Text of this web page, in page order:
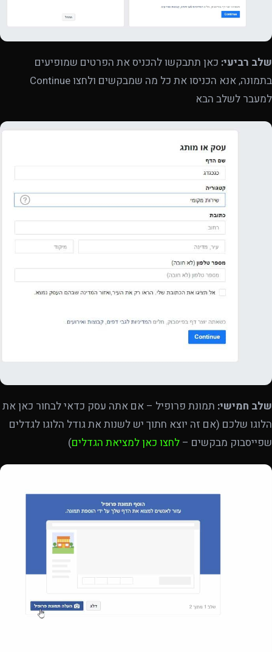
שלב רביעי: כאן תתבקשו להכניס את הפרטים שמופיעים
בתמונה, אנא הכניסו את כל מה שמבקשים ולחצו Continue
למעבר לשלב הבא
שלב חמישי: תמונת פרופיל – אם אתה עסק כדאי לבחור כאן את
הלוגו שלכם (אם זה יוצא חתוך יש לשנות את גודל הלוגו לגדלים
שפייסבוק מבקשים – לחצו כאן למציאת הגדלים)